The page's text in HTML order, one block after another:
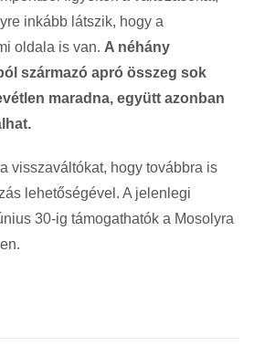
inkább látszik, hogy a
oldala is van. A néhány
származó apró összeg sok
maradna, együtt azonban
visszaváltókat, hogy továbbra is
lehetőségével. A jelenlegi
30-ig támogathatók a Mosolyra